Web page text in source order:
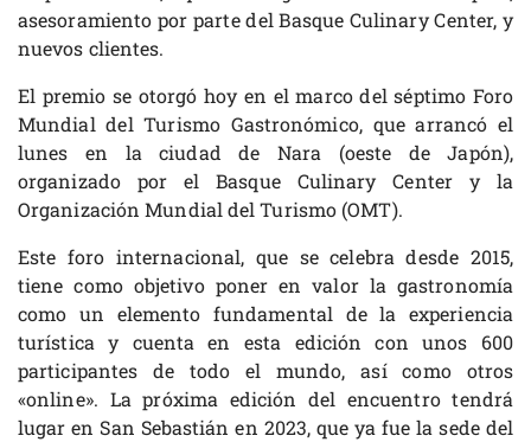
asesoramiento por parte del Basque Culinary Center, y
nuevos clientes.
El premio se otorgó hoy en el marco del séptimo Foro
Mundial del Turismo Gastronómico, que arrancó el
lunes en la ciudad de Nara (oeste de Japón),
organizado por el Basque Culinary Center y la
Organización Mundial del Turismo (OMT).
Este foro internacional, que se celebra desde 2015,
tiene como objetivo poner en valor la gastronomía
como un elemento fundamental de la experiencia
turística y cuenta en esta edición con unos 600
participantes de todo el mundo, así como otros
«online». La próxima edición del encuentro tendrá
lugar en San Sebastián en 2023, que ya fue la sede del